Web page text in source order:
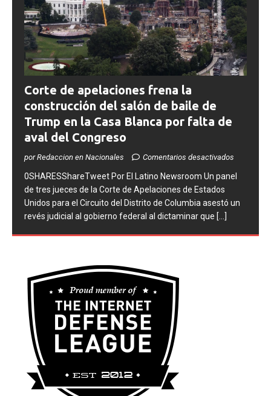
Corte de apelaciones frena la
construcción del salón de baile de
Trump en la Casa Blanca por falta de
aval del Congreso
por Redaccion en Nacionales
0SHARESShareTweet ​Por El Latino Newsroom Un panel
de tres jueces de la Corte de Apelaciones de Estados
Unidos para el Circuito del Distrito de Columbia asestó un
revés judicial al gobierno federal al dictaminar que [...]